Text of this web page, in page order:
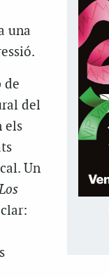
una
de
del
els
Un